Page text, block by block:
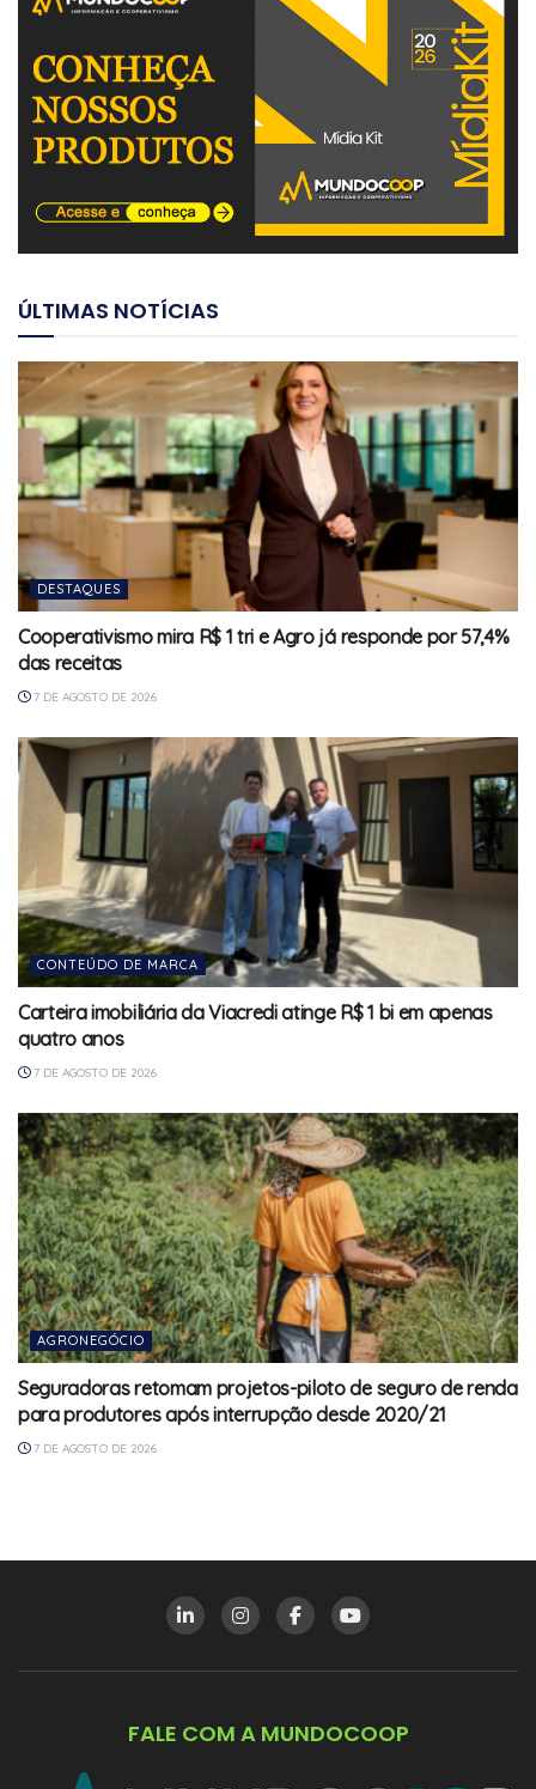
ÚLTIMAS NOTÍCIAS
DESTAQUES
Cooperativismo mira R$ 1 tri e Agro já responde por 57,4%
das receitas
7 DE AGOSTO DE 2026
CONTEÚDO DE MARCA
Carteira imobiliária da Viacredi atinge R$ 1 bi em apenas
quatro anos
7 DE AGOSTO DE 2026
AGRONEGÓCIO
Seguradoras retomam projetos-piloto de seguro de renda
para produtores após interrupção desde 2020/21
7 DE AGOSTO DE 2026
FALE COM A MUNDOCOOP